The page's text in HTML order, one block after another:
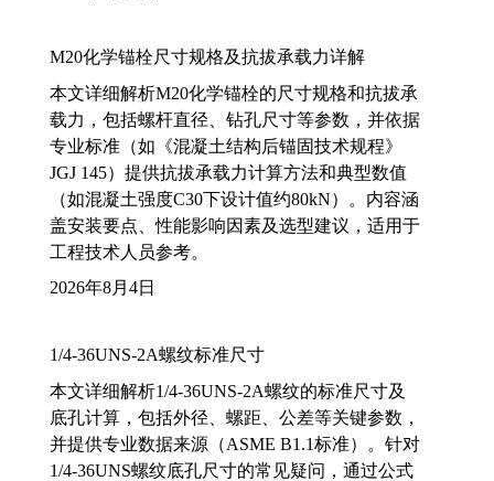
M20化学锚栓尺寸规格及抗拔承载力详解
本文详细解析M20化学锚栓的尺寸规格和抗拔承
载力，包括螺杆直径、钻孔尺寸等参数，并依据
专业标准（如《混凝土结构后锚固技术规程》
JGJ 145）提供抗拔承载力计算方法和典型数值
（如混凝土强度C30下设计值约80kN）。内容涵
盖安装要点、性能影响因素及选型建议，适用于
工程技术人员参考。
2026年8月4日
1/4-36UNS-2A螺纹标准尺寸
本文详细解析1/4-36UNS-2A螺纹的标准尺寸及
底孔计算，包括外径、螺距、公差等关键参数，
并提供专业数据来源（ASME B1.1标准）。针对
1/4-36UNS螺纹底孔尺寸的常见疑问，通过公式